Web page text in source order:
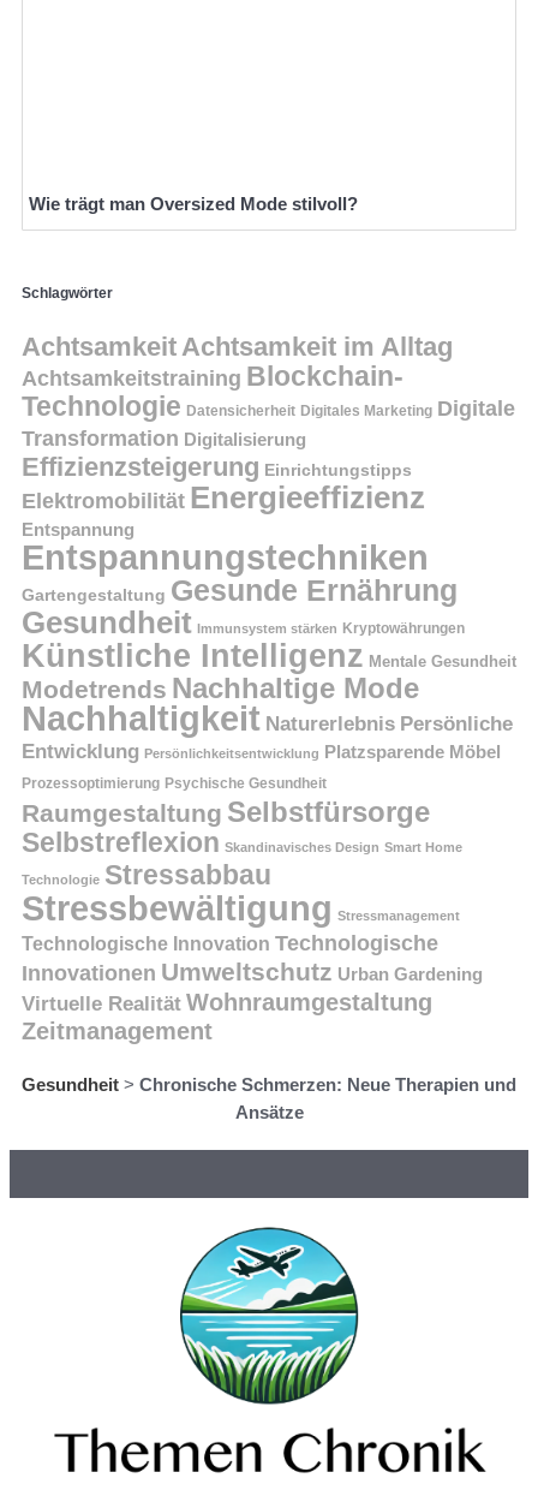
Wie trägt man Oversized Mode stilvoll?
Schlagwörter
Achtsamkeit Achtsamkeit im Alltag
Achtsamkeitstraining Blockchain-
Technologie Datensicherheit Digitales Marketing Digitale
Transformation Digitalisierung
Effizienzsteigerung Einrichtungstipps
Elektromobilität Energieeffizienz
Entspannung
Entspannungstechniken
Gartengestaltung Gesunde Ernährung
Gesundheit Immunsystem stärken Kryptowährungen
Künstliche Intelligenz Mentale Gesundheit
Modetrends Nachhaltige Mode
Nachhaltigkeit Naturerlebnis Persönliche
Entwicklung Persönlichkeitsentwicklung Platzsparende Möbel
Prozessoptimierung Psychische Gesundheit
Raumgestaltung Selbstfürsorge
Selbstreflexion Skandinavisches Design Smart Home
Technologie Stressabbau
Stressbewältigung Stressmanagement
Technologische Innovation Technologische
Innovationen Umweltschutz Urban Gardening
Virtuelle Realität Wohnraumgestaltung
Zeitmanagement
Gesundheit > Chronische Schmerzen: Neue Therapien und
Ansätze